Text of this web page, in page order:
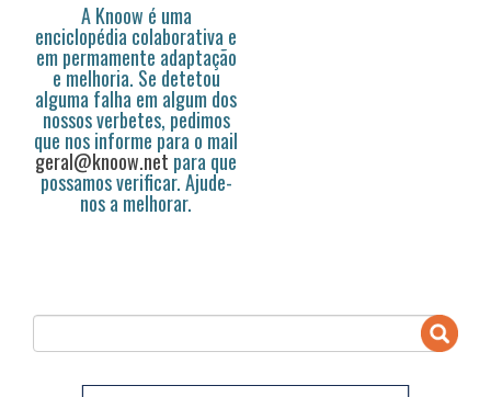
A Knoow é uma
enciclopédia colaborativa e
em permamente adaptação
e melhoria. Se detetou
alguma falha em algum dos
nossos verbetes, pedimos
que nos informe para o mail
geral@knoow.net para que
possamos verificar. Ajude-
nos a melhorar.